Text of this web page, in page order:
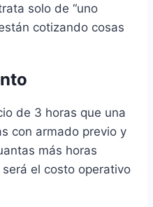
solo de “uno
cotizando cosas
de 3 horas que una
con armado previo y
más horas
el costo operativo